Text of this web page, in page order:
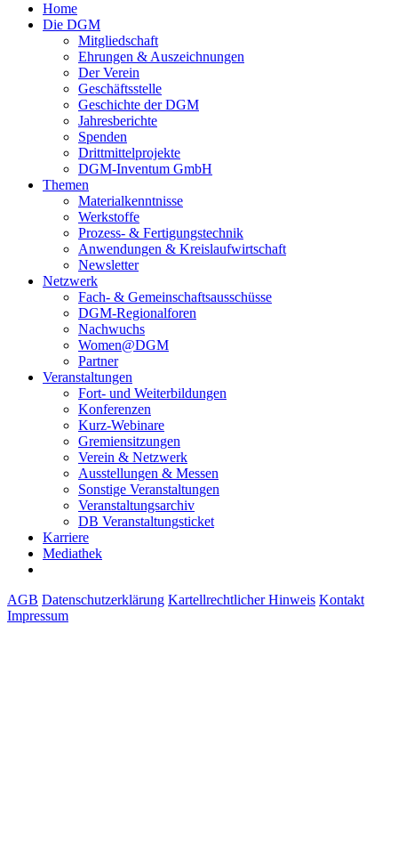
Home
Die DGM
Mitgliedschaft
Ehrungen & Auszeichnungen
Der Verein
Geschäftsstelle
Geschichte der DGM
Jahresberichte
Spenden
Drittmittelprojekte
DGM-Inventum GmbH
Themen
Materialkenntnisse
Werkstoffe
Prozess- & Fertigungstechnik
Anwendungen & Kreislaufwirtschaft
Newsletter
Netzwerk
Fach- & Gemeinschaftsausschüsse
DGM-Regionalforen
Nachwuchs
Women@DGM
Partner
Veranstaltungen
Fort- und Weiterbildungen
Konferenzen
Kurz-Webinare
Gremiensitzungen
Verein & Netzwerk
Ausstellungen & Messen
Sonstige Veranstaltungen
Veranstaltungsarchiv
DB Veranstaltungsticket
Karriere
Mediathek
AGB Datenschutzerklärung Kartellrechtlicher Hinweis Kontakt
Impressum